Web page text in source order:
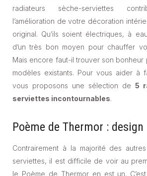
radiateurs sèche-serviettes
l’amélioration de votre décoration
original. Qu’ils soient électriques, à
d’un très bon moyen pour chauffer
Mais encore faut-il trouver son bonheur
modèles existants. Pour vous aider à
vous proposons une sélection de 5
serviettes incontournables.
Poème de Thermor :
Contrairement à la majorité des
serviettes, il est difficile de voir au
le Poème de Thermor en est un.